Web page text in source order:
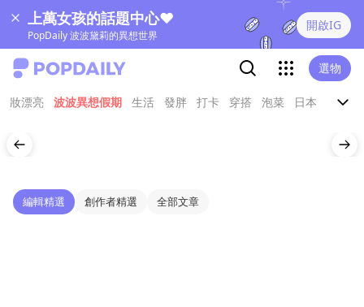
上萬女孩的話題中心❤
PopDaily 波波黛莉的異想世界
開啟IG
選物
妝漂亮 波波異想假期 生活 發胖 打卡 穿搭 泡菜 日本 娛樂
編輯精選 創作者精選 全部文章